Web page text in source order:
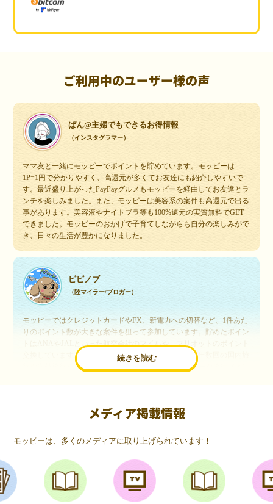
ご利用中のユーザー様の声
ぱん@主婦でもできるお得情報
（インスタグラマー）
ママ友と一緒にモッピーでポイントを貯めています。モッピーは
1P=1円で分かりやすく、高還元が多くてお友達にも紹介しやすいで
す。最近盛り上がったPayPayグルメもモッピーを経由してお友達とラ
ンチを楽しみました。また、モッピーは美容系の案件も高還元で出る
事があります。美容液やナイトブラ等も100%還元の実質無料でGET
できました。モッピーのおかげで子育てしながらも自分の楽しみがで
き、日々の生活が豊かになりました。
続きを読む
ピピノブ
（陸マイラー/ブロガー）
モッピーではクレジットカードやFX、新電力への切替など、1件あた
りのポイント数が大きな案件を狙って参加しています。貯めたポイン
交換しています。このようにすることで、ほぼ無料で年数回の国内旅
行や海外旅行を実現しています。モッピーは陸マイラーや旅行好きに
いつものネットショッピングが、モッピーでお得
（20代・女性）
友達に勧められてモッピーをはじめました。空いた時間にスマホで買
い物をすることが多いのですが、モッピーを経由するだけでショップ
のポイントとモッピーのポイントが二重で貯まることを知り、ビック
リ…！いつものネットショッピングをモッピーを経由するだけでポイ
メディア掲載情報
モッピーは、多くのメディアに取り上げられています！